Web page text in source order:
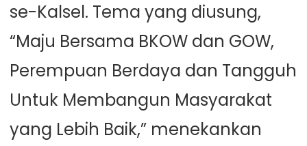
se-Kalsel. Tema yang diusung,
“Maju Bersama BKOW dan GOW,
Perempuan Berdaya dan Tangguh
Untuk Membangun Masyarakat
yang Lebih Baik,” menekankan